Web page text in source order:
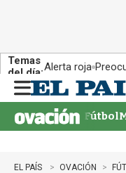
Temas
del día:Alerta roja
n
u
Fútbol
EL PAÍS OVACIÓN